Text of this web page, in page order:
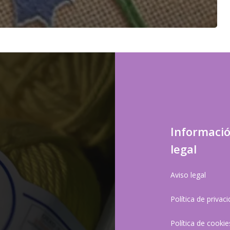
legal
Aviso legal
Política de
Política de